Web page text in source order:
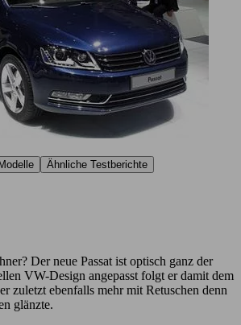
Ähnliche Testberichte
Der neue Passat ist optisch ganz der
VW-Design angepasst folgt er damit dem
zuletzt ebenfalls mehr mit Retuschen denn
glänzte.